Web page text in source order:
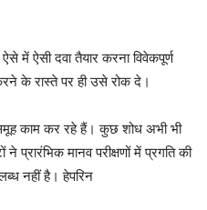
में ऐसी दवा तैयार करना विवेकपूर्ण
के रास्ते पर ही उसे रोक दे।
काम कर रहे हैं। कुछ शोध अभी भी
प्रारंभिक मानव परीक्षणों में प्रगति की
नहीं है। हेपरिन